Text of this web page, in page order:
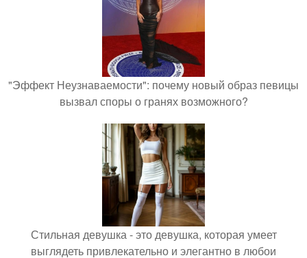
"Эффект Неузнаваемости": почему новый образ певицы
вызвал споры о гранях возможного?
Стильная девушка - это девушка, которая умеет
выглядеть привлекательно и элегантно в любои